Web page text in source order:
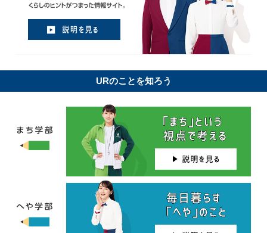
URのことを知ろう